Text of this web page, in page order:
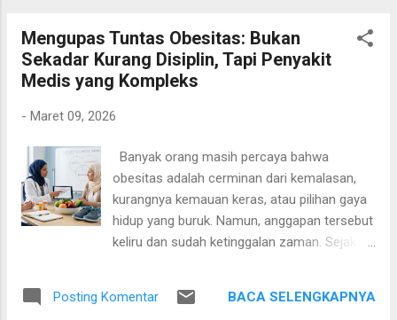
memiliki nilai ekonomi. Bapak tersebut bercerita bahwa rotan
yang sedang dibersihkannya berasal dari kebun karet yang
juga ditanami rotan. Tanaman itu diperkirakan telah berusia
sehingga tidak mudah untuk ditarik dan dipanen. Menurutnya,
sebelum menarik rotan, duri-duri pada bagian batang yang
akan dipegang harus dibersihkan terlebih dahulu. Setelah
bagian tersebut aman, barulah rotan dapat...
Mengupas Tuntas Obesitas: Bukan
Sekadar Kurang Disiplin, Tapi Penyakit
Medis yang Kompleks
- Maret 09, 2026
Banyak orang masih percaya bahwa
obesitas adalah cerminan dari kemalasan,
kurangnya kemauan keras, atau pilihan gaya
hidup yang buruk. Namun, anggapan tersebut
keliru dan sudah ketinggalan zaman. Sejak
resmi mengakui obesitas sebagai sebuah
Posting Komentar BACA SELENGKAPNYA